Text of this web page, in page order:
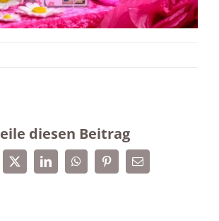
diesen Beitrag
X LinkedInWhatsAppPinterest
E-
Mail